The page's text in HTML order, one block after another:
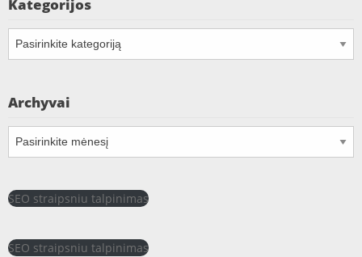
Kategorijos
Kategorijos
Archyvai
Archyvai
SEO straipsniu talpinimas
SEO straipsniu talpinimas